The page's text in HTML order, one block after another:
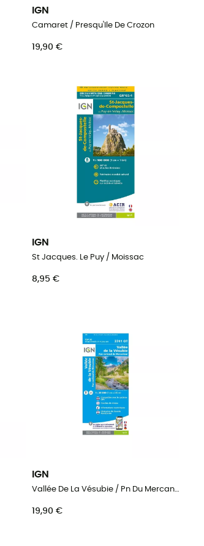
IGN
Camaret / Presqu'Ile De Crozon
19,90 €
IGN
St Jacques. Le Puy / Moissac
8,95 €
IGN
Vallée De La Vésubie / Pn Du Mercantour
19,90 €